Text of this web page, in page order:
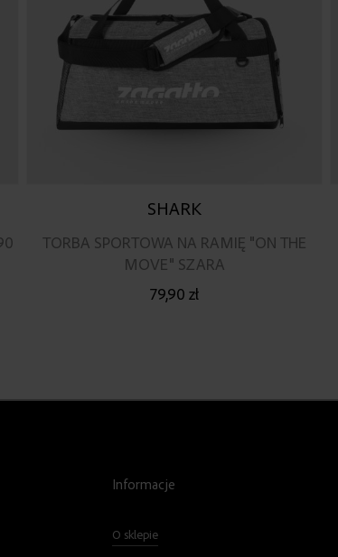
SHARK
TORBA SPORTOWA NA RAMIĘ "ON THE
MOVE" SZARA
79,90 zł
Informacje
O sklepie